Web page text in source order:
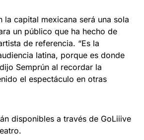
la capital mexicana será una sola
un público que ha hecho de
de referencia. “Es la
latina, porque es donde
Semprún al recordar la
el espectáculo en otras
disponibles a través de GoLiiive